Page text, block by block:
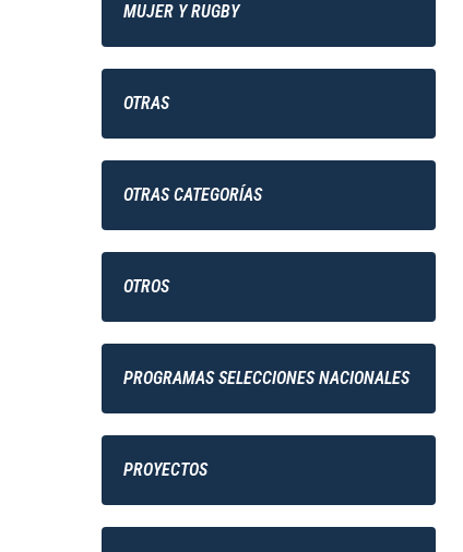
MUJER Y RUGBY
OTRAS
OTRAS CATEGORÍAS
OTROS
PROGRAMAS SELECCIONES NACIONALES
PROYECTOS